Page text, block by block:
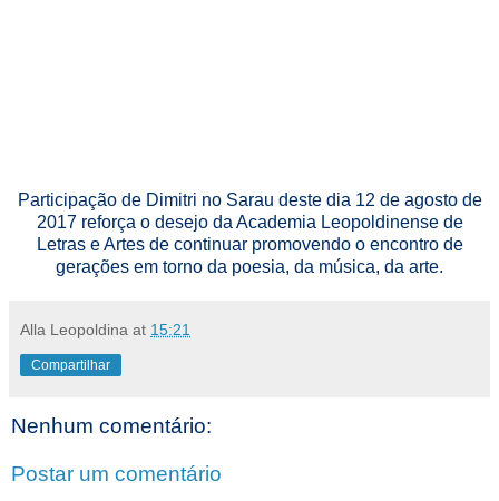
Participação de Dimitri no Sarau deste dia 12 de agosto de
2017 reforça o desejo da Academia Leopoldinense de
Letras e Artes de continuar promovendo o encontro de
gerações em torno da poesia, da música, da arte.
Alla Leopoldina at 15:21
Compartilhar
Nenhum comentário:
Postar um comentário